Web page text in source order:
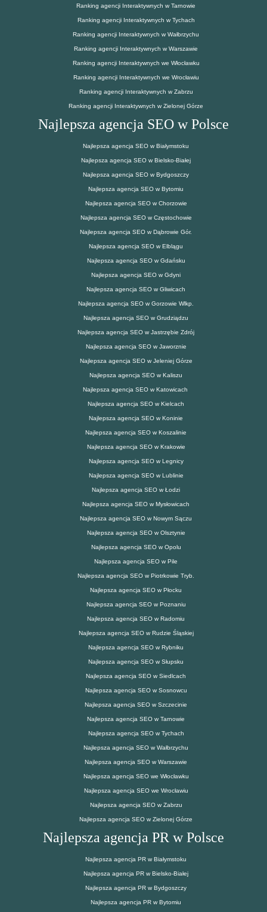
Ranking agencji Interaktywnych w Tarnowie
Ranking agencji Interaktywnych w Tychach
Ranking agencji Interaktywnych w Wałbrzychu
Ranking agencji Interaktywnych w Warszawie
Ranking agencji Interaktywnych we Włocławku
Ranking agencji Interaktywnych we Wrocławiu
Ranking agencji Interaktywnych w Zabrzu
Ranking agencji Interaktywnych w Zielonej Górze
Najlepsza agencja SEO w Polsce
Najlepsza agencja SEO w Białymstoku
Najlepsza agencja SEO w Bielsko-Białej
Najlepsza agencja SEO w Bydgoszczy
Najlepsza agencja SEO w Bytomiu
Najlepsza agencja SEO w Chorzowie
Najlepsza agencja SEO w Częstochowie
Najlepsza agencja SEO w Dąbrowie Gór.
Najlepsza agencja SEO w Elblągu
Najlepsza agencja SEO w Gdańsku
Najlepsza agencja SEO w Gdyni
Najlepsza agencja SEO w Gliwicach
Najlepsza agencja SEO w Gorzowie Wlkp.
Najlepsza agencja SEO w Grudziądzu
Najlepsza agencja SEO w Jastrzębie Zdrój
Najlepsza agencja SEO w Jaworznie
Najlepsza agencja SEO w Jeleniej Górze
Najlepsza agencja SEO w Kaliszu
Najlepsza agencja SEO w Katowicach
Najlepsza agencja SEO w Kielcach
Najlepsza agencja SEO w Koninie
Najlepsza agencja SEO w Koszalinie
Najlepsza agencja SEO w Krakowie
Najlepsza agencja SEO w Legnicy
Najlepsza agencja SEO w Lublinie
Najlepsza agencja SEO w Łodzi
Najlepsza agencja SEO w Mysłowicach
Najlepsza agencja SEO w Nowym Sączu
Najlepsza agencja SEO w Olsztynie
Najlepsza agencja SEO w Opolu
Najlepsza agencja SEO w Pile
Najlepsza agencja SEO w Piotrkowie Tryb.
Najlepsza agencja SEO w Płocku
Najlepsza agencja SEO w Poznaniu
Najlepsza agencja SEO w Radomiu
Najlepsza agencja SEO w Rudzie Śląskiej
Najlepsza agencja SEO w Rybniku
Najlepsza agencja SEO w Słupsku
Najlepsza agencja SEO w Siedlcach
Najlepsza agencja SEO w Sosnowcu
Najlepsza agencja SEO w Szczecinie
Najlepsza agencja SEO w Tarnowie
Najlepsza agencja SEO w Tychach
Najlepsza agencja SEO w Wałbrzychu
Najlepsza agencja SEO w Warszawie
Najlepsza agencja SEO we Włocławku
Najlepsza agencja SEO we Wrocławiu
Najlepsza agencja SEO w Zabrzu
Najlepsza agencja SEO w Zielonej Górze
Najlepsza agencja PR w Polsce
Najlepsza agencja PR w Białymstoku
Najlepsza agencja PR w Bielsko-Białej
Najlepsza agencja PR w Bydgoszczy
Najlepsza agencja PR w Bytomiu